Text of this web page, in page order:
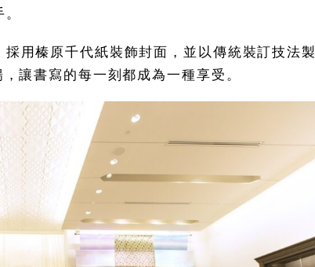
用榛原千代紙裝飾封面，並以傳統裝訂技法製
讓書寫的每一刻都成為一種享受。